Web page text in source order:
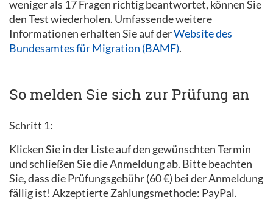
weniger als 17 Fragen richtig beantwortet, können Sie
den Test wiederholen. Umfassende weitere
Informationen erhalten Sie auf derWebsite des
Bundesamtes für Migration (BAMF).
So melden Sie sich zur Prüfung an
Schritt 1:
Klicken Sie in der Liste auf den gewünschten Termin
und schließen Sie die Anmeldung ab. Bitte beachten
Sie, dass die Prüfungsgebühr (60 €) bei der Anmeldung
fällig ist! Akzeptierte Zahlungsmethode: PayPal.